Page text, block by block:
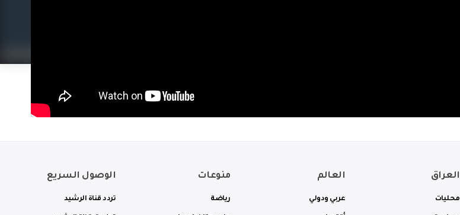
العراق
محليات
العالم
عربي ودولي
منوعات
رياضة
الوصول السريع
تردد قناة الرشيد